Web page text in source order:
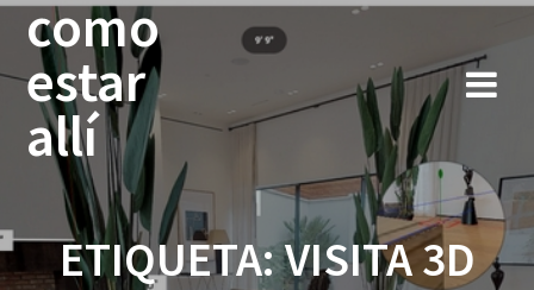
Saltar
al
como
estar
allí
ETIQUETA:VISITA 3D